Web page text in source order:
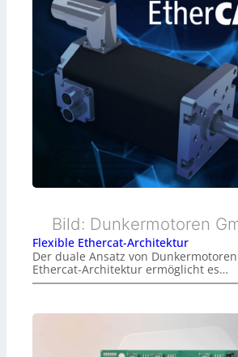
Bild: Dunkermotoren
Flexible Ethercat-Architektur
Der duale Ansatz von
Ethercat-Architektur ermöglicht es…